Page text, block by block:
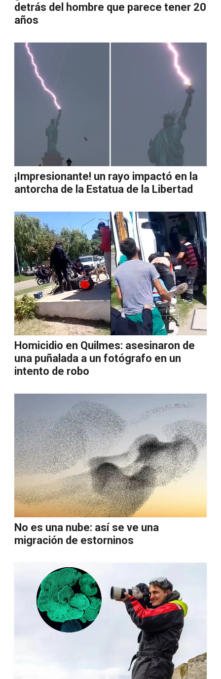
detrás del hombre que parece tener 20
años
¡Impresionante! un rayo impactó en la
antorcha de la Estatua de la Libertad
Homicidio en Quilmes: asesinaron de
una puñalada a un fotógrafo en un
intento de robo
No es una nube: así se ve una
migración de estorninos